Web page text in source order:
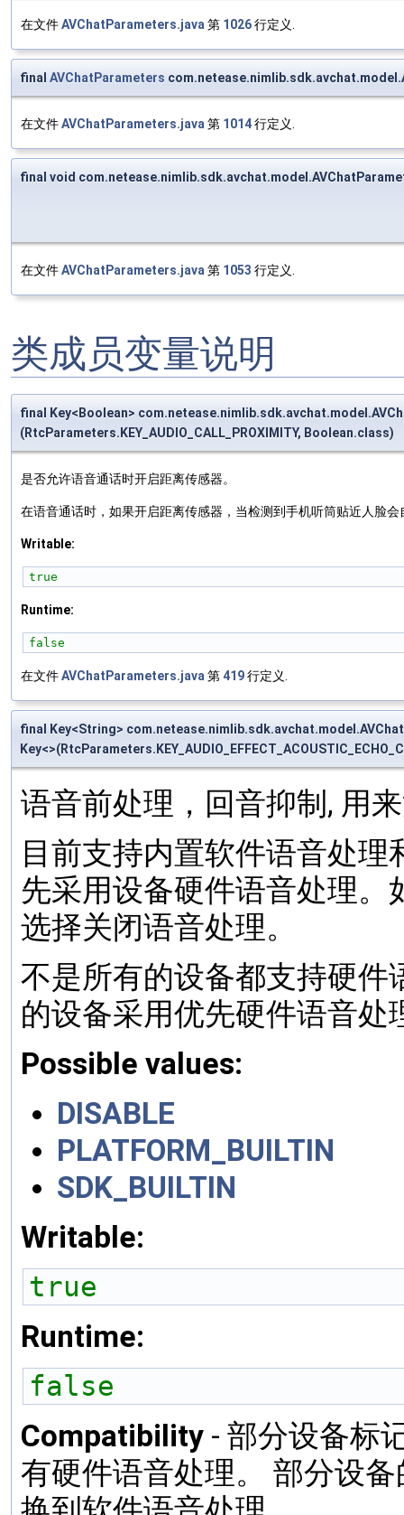
在文件AVChatParameters.java 第 1026行定义.
final AVChatParameters
在文件AVChatParameters.java 第 1014行定义.
final void
在文件AVChatParameters.java 第 1053 行定义.
类成员变量说明
final Key<Boolean>
(RtcParameters.KEY_AUDIO_CALL_PROXIMITY, Boolean.class)
是否允许语音通话时开启距离传感器。
在语音通话时，如果开启距离传感器，当检测到手机听筒贴近人脸
Writable:
true
Runtime:
false
在文件AVChatParameters.java 第 419行定义.
final Key<String>
语音前处理，回音抑制, 用
目前支持内置软件语音处理
先采用设备硬件语音处理
选择关闭语音处理。
不是所有的设备都支持硬
的设备采用优先硬件语音
Possible values:
DISABLE
PLATFORM_BUILTIN
SDK_BUILTIN
Writable:
true
Runtime:
false
Compatibility - 部分设备标
有硬件语音处理。 部分设